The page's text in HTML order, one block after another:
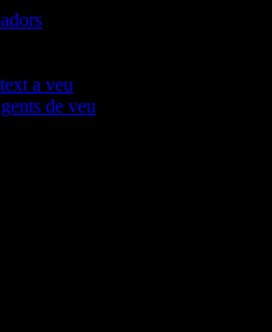
a veu
de veu